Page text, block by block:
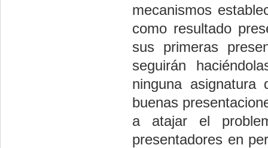
mecanismos
como resultado
sus primeras
seguirán
ninguna
buenas
a atajar el
presentadores en